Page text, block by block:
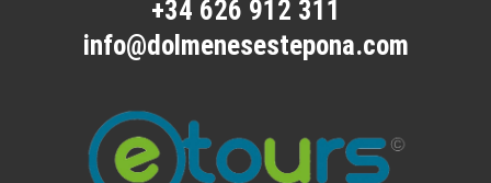
+34 626 912 311
info@dolmenesestepona.com